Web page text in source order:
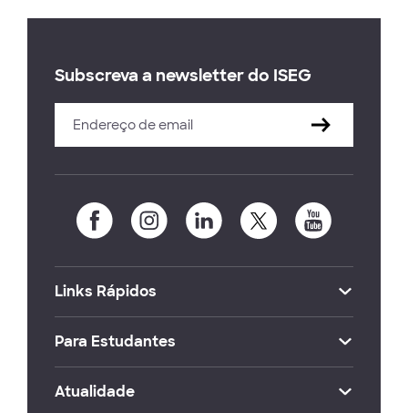
Subscreva a newsletter do ISEG
Links Rápidos
Para Estudantes
Atualidade